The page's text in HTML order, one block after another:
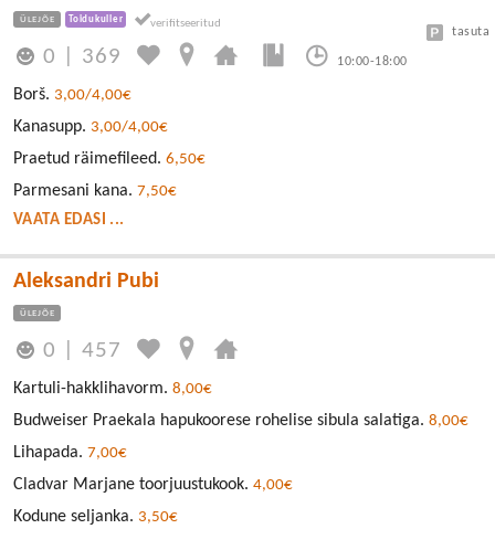
ÜLEJÕE Toidukuller
0 369 10:00-18:00
tasuta
Borš. 3,00/4,00€
Kanasupp. 3,00/4,00€
Praetud räimefileed. 6,50€
Parmesani kana. 7,50€
VAATA EDASI ...
Aleksandri Pubi
ÜLEJÕE
0 |457
Kartuli-hakklihavorm. 8,00€
Budweiser Praekala hapukoorese rohelise sibula salatiga. 8,00€
Lihapada. 7,00€
Cladvar Marjane toorjuustukook. 4,00€
Kodune seljanka. 3,50€